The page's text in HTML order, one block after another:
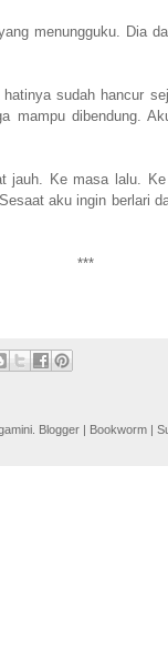
menungguku. Dia
sudah hancur
mampu dibendung.
jauh. Ke masa lalu.
aku ingin berlari
***
Blogger | Bookworm |